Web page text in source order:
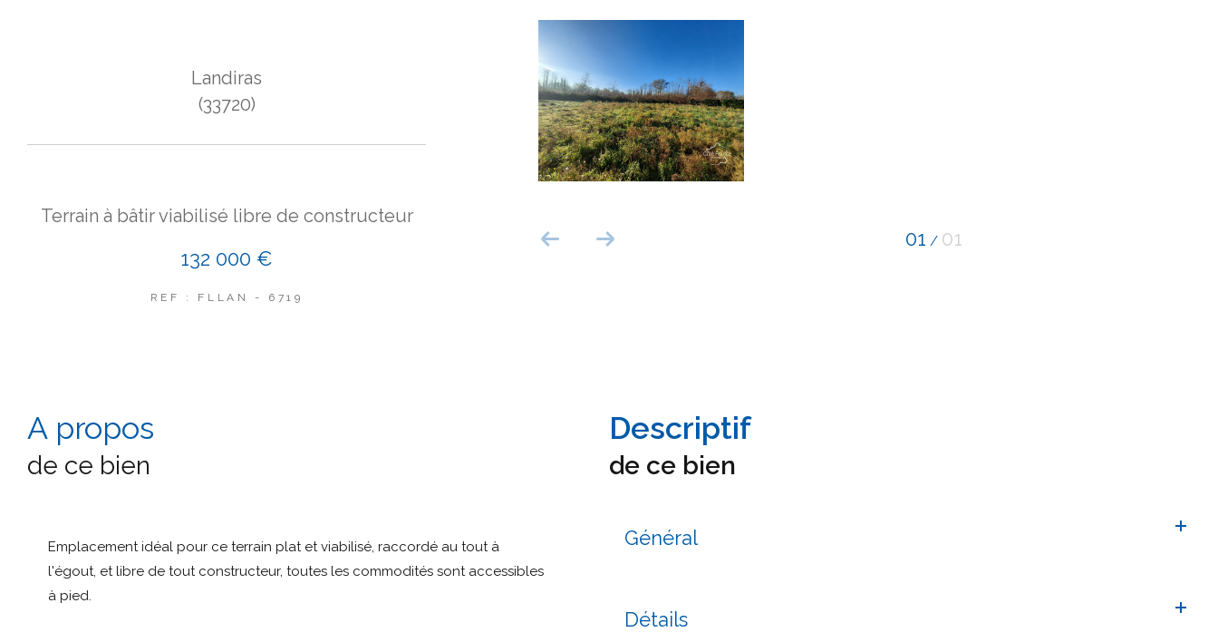
01 / 01
Landiras
(33720)
Terrain à bâtir viabilisé libre de constructeur
132 000 €
REF : FLLAN - 6719
a propos
de ce bien
Emplacement idéal pour ce terrain plat et viabilisé, raccordé au tout à
l'égout, et libre de tout constructeur, toutes les commodités sont accessibles
à pied.
descriptif
de ce bien
Général
Détails